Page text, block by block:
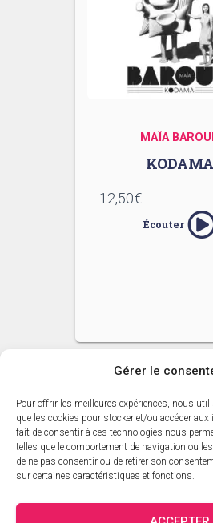
Gérer le
Pour offrir les meilleures expériences, nous
que les cookies pour stocker et/ou accéder
fait de consentir à ces technologies nous
telles que le comportement de navigation ou
de ne pas consentir ou de retirer son
sur certaines caractéristiques et fonctions.
MAÏA
KODAMA
12,50€
Écouter
ACCUEIL
CATALOGUE SARAVAH